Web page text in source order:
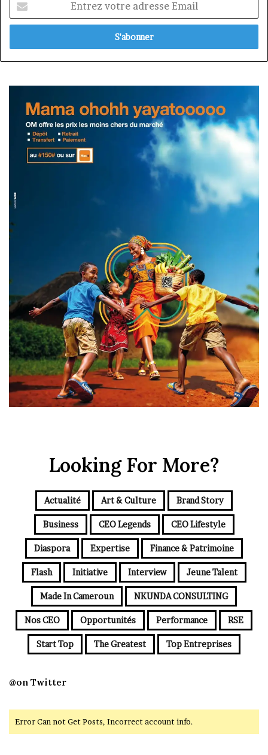
votre
adresse
Looking For More?
Actualité Art & Culture Brand Story
Business CEO Legends CEO Lifestyle
Diaspora Expertise Finance & Patrimoine
Flash Initiative Interview Jeune Talent
Made In Cameroun NKUNDA CONSULTING
Nos CEO Opportunités Performance RSE
Start Top The Greatest Top Entreprises
@on Twitter
Error Can not Get Posts, Incorrect account info.